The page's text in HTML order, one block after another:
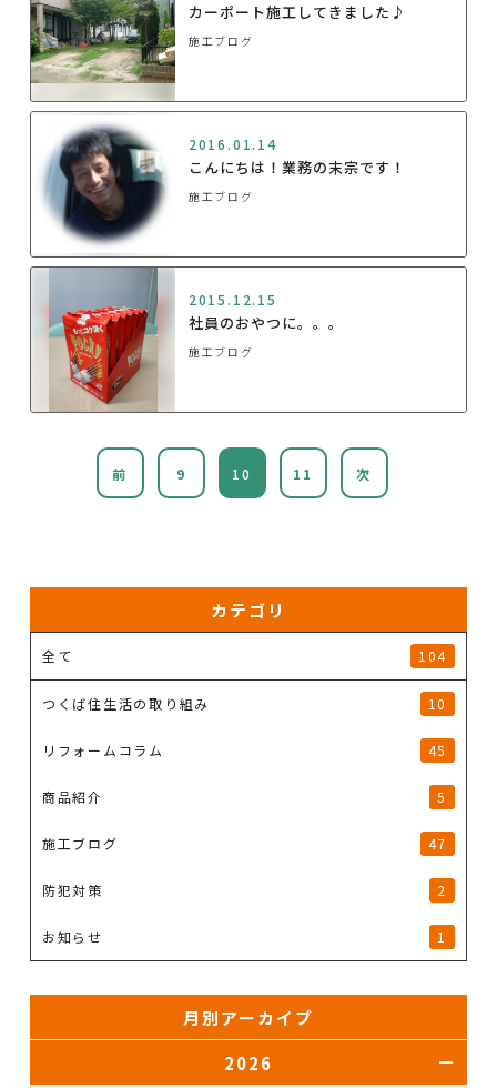
カーポート施工してきました♪
施工ブログ
2016.01.14
こんにちは！業務の末宗です！
施工ブログ
2015.12.15
社員のおやつに。。。
施工ブログ
前 9 10 11 次
カテゴリ
全て 104
つくば住生活の取り組み 10
リフォームコラム 45
商品紹介 5
施工ブログ 47
防犯対策 2
お知らせ 1
月別アーカイブ
2026